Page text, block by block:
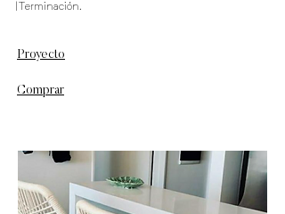
Terminación.
Proyecto
Comprar